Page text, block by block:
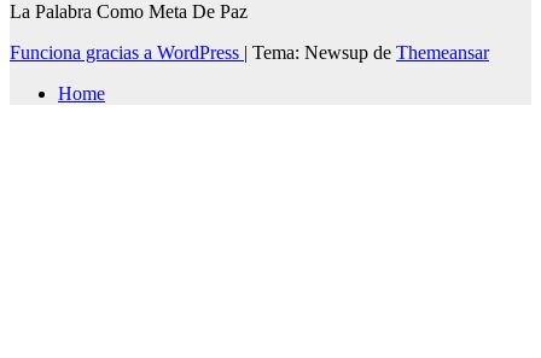
La Palabra Como Meta De Paz
Funciona gracias a WordPress | Tema: Newsup de Themeansar
Home